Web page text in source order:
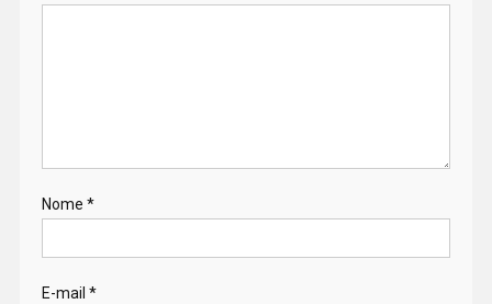
Nome *
E-mail *